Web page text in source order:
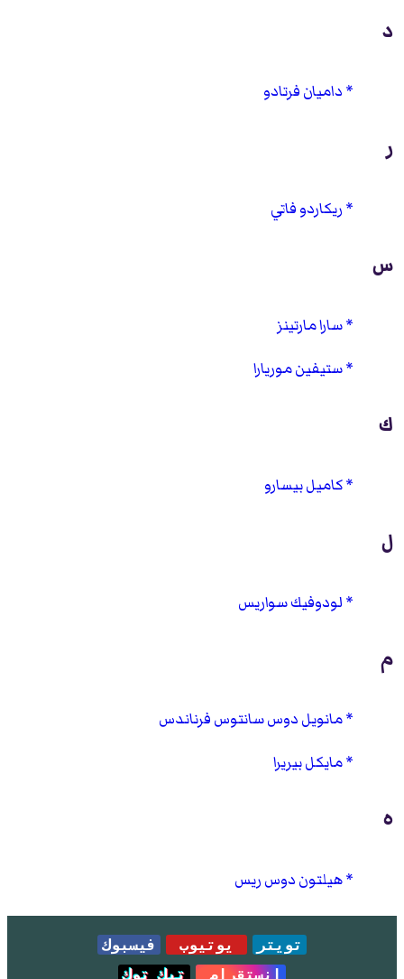
د
داميان فرتادو
ر
ريكاردو فاتي
س
سارا مارتينز
ستيفين موريارا
ك
كاميل بيسارو
ل
لودوفيك سواريس
م
مانويل دوس سانتوس فرناندس
مايكل بيريرا
ه
هيلتون دوس ريس
تويتر يوتيوب
فيسبوك
انستقرام
تيك توك